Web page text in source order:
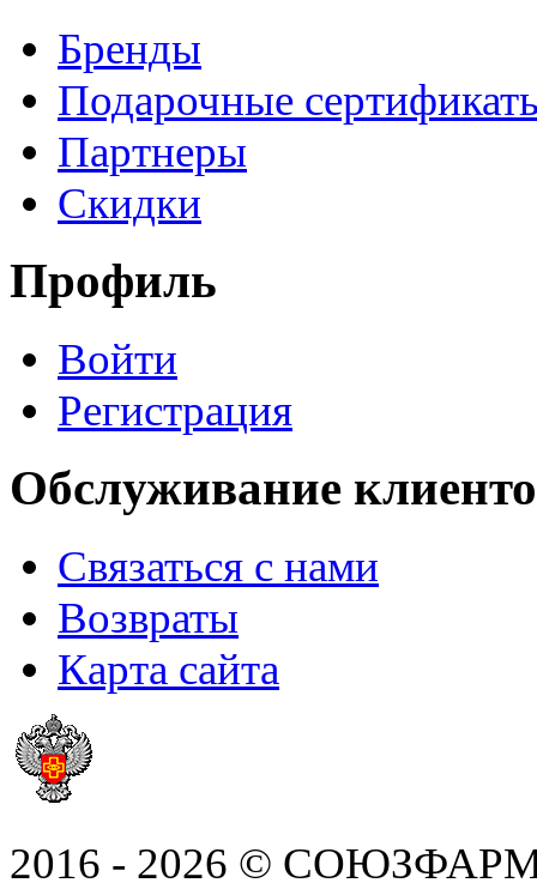
Бренды
Подарочные
Партнеры
Скидки
Профиль
Войти
Регистрация
Обслуживание
Связаться с нами
Возвраты
Карта сайта
2016 - 2026 © СОЮЗФАРМ,